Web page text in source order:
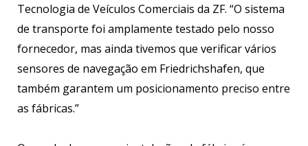
Tecnologia de Veículos Comerciais da ZF. “O sistema
de transporte foi amplamente testado pelo nosso
fornecedor, mas ainda tivemos que verificar vários
sensores de navegação em Friedrichshafen, que
também garantem um posicionamento preciso entre
as fábricas.”